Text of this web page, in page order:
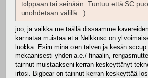
tolppaan tai seinään. Tuntuu että SC
unohdetaan välillä. :)
joo, ja vaikka me täällä dissaamme
kannataa muistaa että Nelkkusc on
luokka. Esim minä olen talven ja kesän
mekaanisesti yhden a.e./ finaalin,
tainnut muistaakseni kerran keskeyttänyt
irtosi. Bigbear on tainnut kerran keskeyttää